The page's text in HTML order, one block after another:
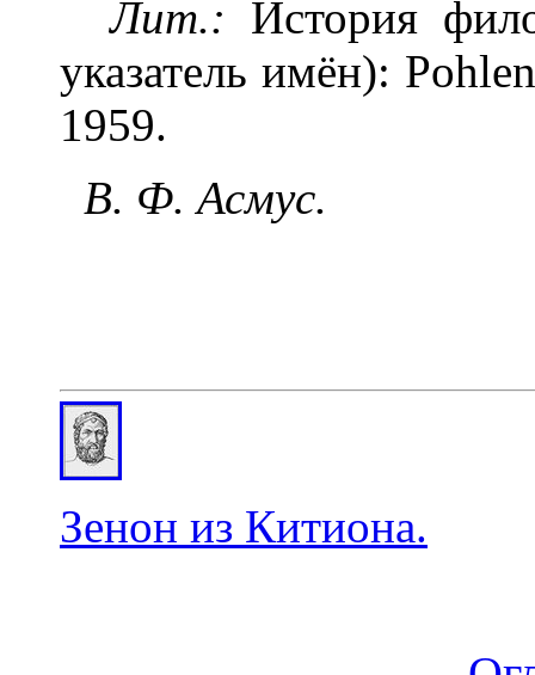
Лит.: История
указатель имён):
1959.
В. Ф. Асмус.
Зенон из Китиона.